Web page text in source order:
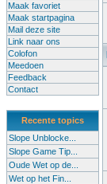
Maak favoriet
Maak startpagina
Mail deze site
Link naar ons
Colofon
Meedoen
Feedback
Contact
Recente topics
Slope Unblocke...
Slope Game Tip...
Oude Wet op de...
Wet op het Fin...